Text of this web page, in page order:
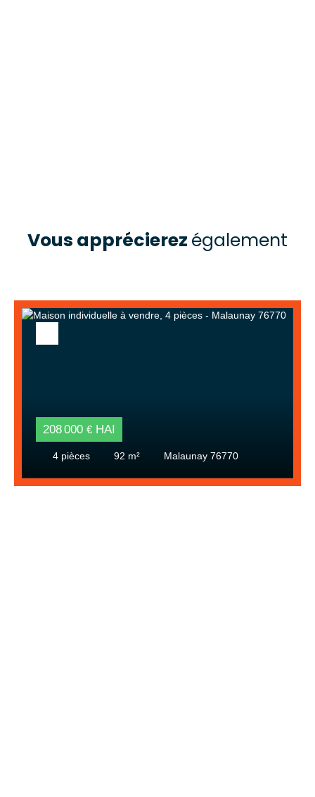
Vous apprécierez également
208 000 € HAI
4 pièces 92 m² Malaunay 76770